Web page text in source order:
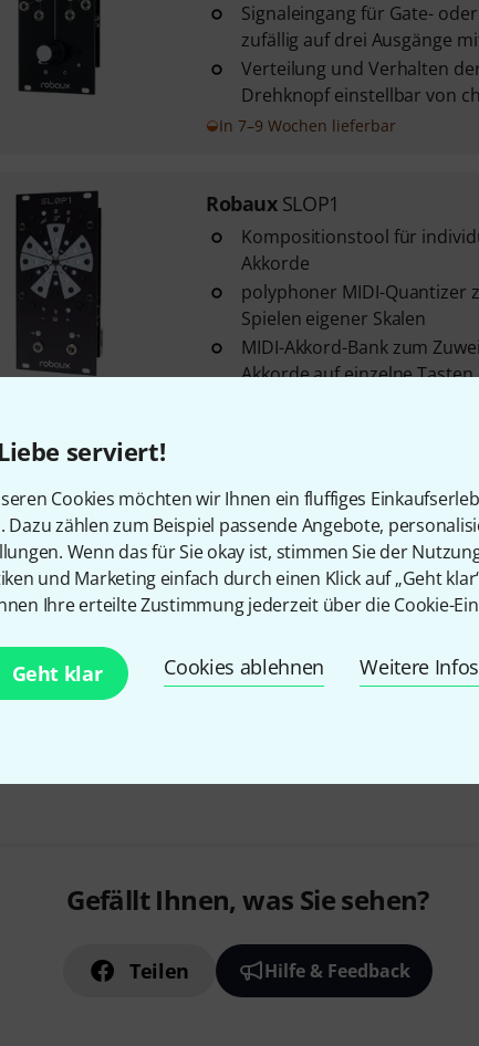
serviert!
Cookies möchten wir Ihnen ein fluffiges
Dazu zählen zum Beispiel passende Angebote,
Wenn das für Sie okay ist, stimmen Sie der
und Marketing einfach durch einen Klick auf „Geht
Ihre erteilte Zustimmung jederzeit über die Cookie-
Geht klar Cookies ablehnen Weitere Infos
Signaleingang für Gate-
zufällig auf drei Ausgänge
Verteilung und Verhalten
Drehknopf einstellbar von
In 7–9 Wochen lieferbar
Robaux SLOP1
Kompositionstool für
Akkorde
polyphoner MIDI-Quantizer
Spielen eigener Skalen
MIDI-Akkord-Bank zum
Akkorde auf einzelne
für Robaux LL8 II Eurorack
im Lieferumfang enthalten)
3.5 mm TRS-Klinke -
Breite: 2 TE
Gefällt Ihnen, was Sie sehen?
Teilen Hilfe & Feedback